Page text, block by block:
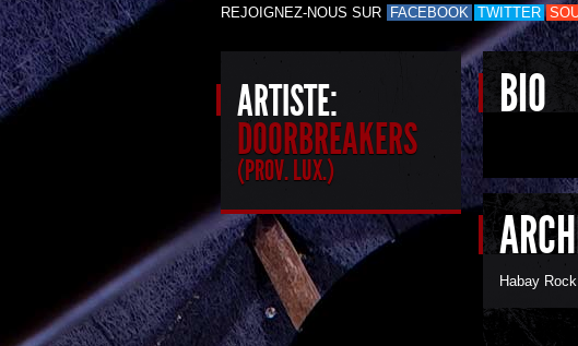
REJOIGNEZ-NOUS SUR FACEBOOK TWITTER
ARTISTE:
DOORBREAKERS
(PROV. LUX.)
BIO
Habay